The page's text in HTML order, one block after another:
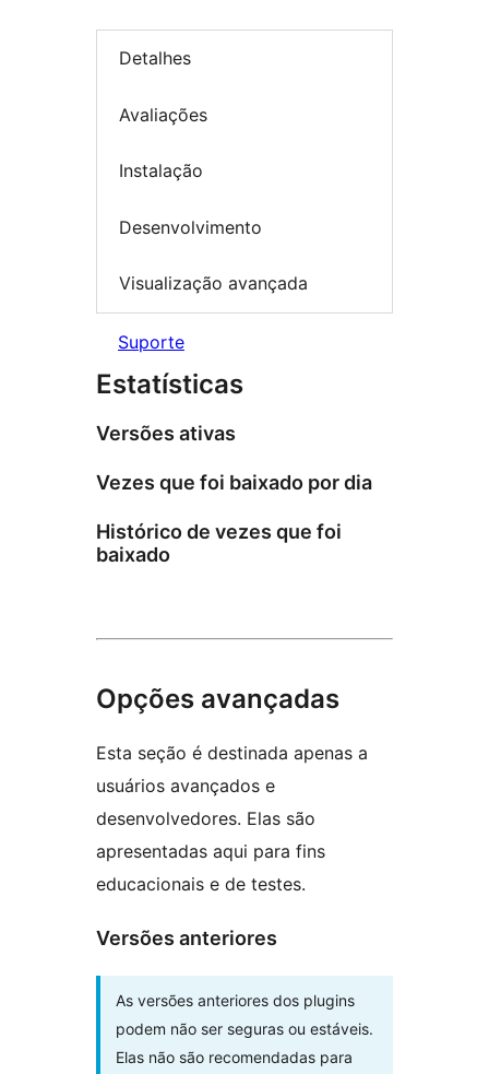
Detalhes
Avaliações
Instalação
Desenvolvimento
Visualização avançada
Suporte
Estatísticas
Versões ativas
Vezes que foi baixado por dia
Histórico de vezes que foi
baixado
Opções avançadas
Esta seção é destinada apenas a
usuários avançados e
desenvolvedores. Elas são
apresentadas aqui para fins
educacionais e de testes.
Versões anteriores
As versões anteriores dos plugins
podem não ser seguras ou estáveis.
Elas não são recomendadas para